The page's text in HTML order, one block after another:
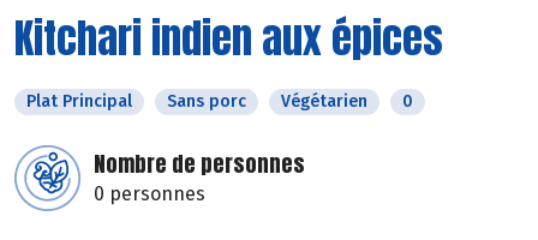
Kitchari indien aux épices
Plat Principal Sans porc Végétarien 0
Nombre de personnes
0 personnes